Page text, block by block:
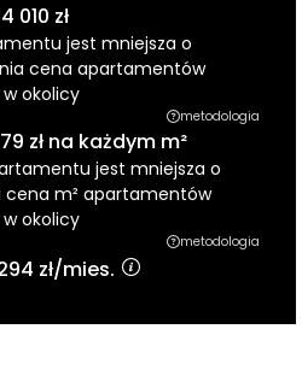
010 zł
jest mniejsza o
cena apartamentów
okolicy
metodologia
złna każdym m²
jest mniejsza o
cena m² apartamentów
okolicy
metodologia
zł/mies.